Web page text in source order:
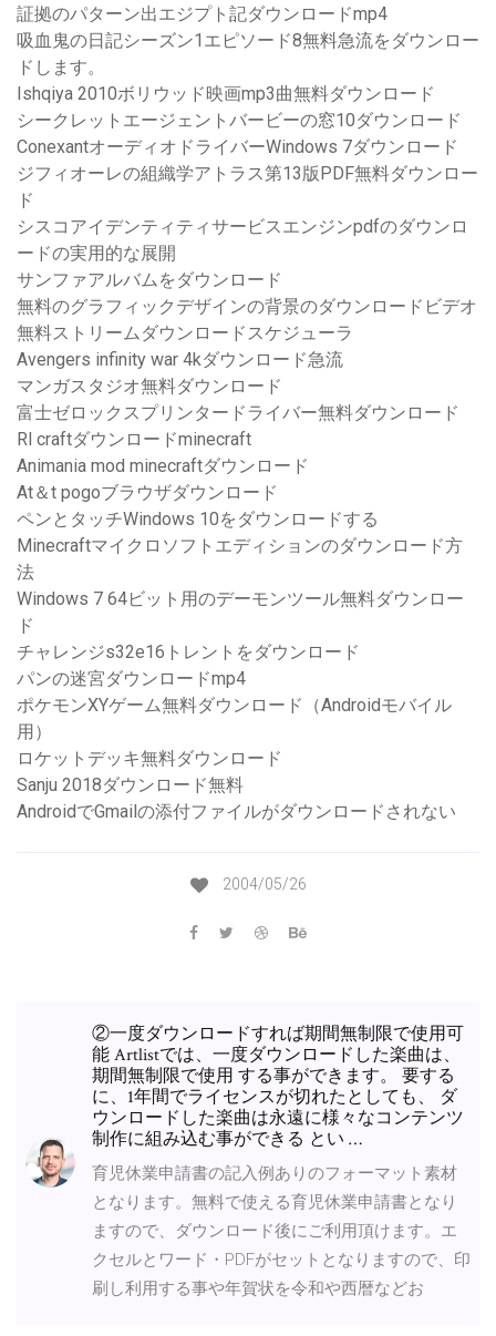
証拠のパターン出エジプト記ダウンロードmp4
吸血鬼の日記シーズン1エピソード8無料急流をダウンロー
ドします。
Ishqiya 2010ボリウッド映画mp3曲無料ダウンロード
シークレットエージェントバービーの窓10ダウンロード
ConexantオーディオドライバーWindows 7ダウンロード
ジフィオーレの組織学アトラス第13版PDF無料ダウンロー
ド
シスコアイデンティティサービスエンジンpdfのダウンロ
ードの実用的な展開
サンファアルバムをダウンロード
無料のグラフィックデザインの背景のダウンロードビデオ
無料ストリームダウンロードスケジューラ
Avengers infinity war 4kダウンロード急流
マンガスタジオ無料ダウンロード
富士ゼロックスプリンタードライバー無料ダウンロード
Rl craftダウンロードminecraft
Animania mod minecraftダウンロード
At＆t pogoブラウザダウンロード
ペンとタッチWindows 10をダウンロードする
Minecraftマイクロソフトエディションのダウンロード方
法
Windows 7 64ビット用のデーモンツール無料ダウンロー
ド
チャレンジs32e16トレントをダウンロード
パンの迷宮ダウンロードmp4
ポケモンXYゲーム無料ダウンロード（Androidモバイル
用）
ロケットデッキ無料ダウンロード
Sanju 2018ダウンロード無料
AndroidでGmailの添付ファイルがダウンロードされない
2004/05/26
②一度ダウンロードすれば期間無制限で使用可
能 Artlistでは、一度ダウンロードした楽曲は、
期間無制限で使用 する事ができます。 要する
に、1年間でライセンスが切れたとしても、 ダ
ウンロードした楽曲は永遠に様々なコンテンツ
制作に組み込む事ができる とい …
育児休業申請書の記入例ありのフォーマット素材
となります。無料で使える育児休業申請書となり
ますので、ダウンロード後にご利用頂けます。エ
クセルとワード・PDFがセットとなりますので、印
刷し利用する事や年賀状を令和や西暦などお